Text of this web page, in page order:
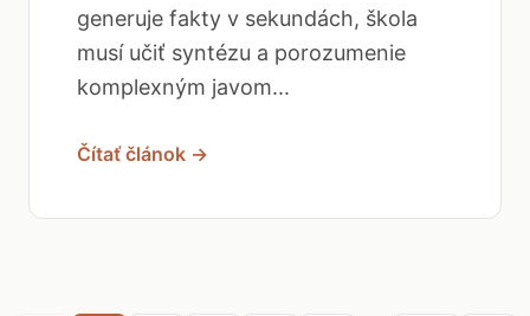
generuje fakty v sekundách, škola
musí učiť syntézu a porozumenie
komplexným javom...
Čítať článok →